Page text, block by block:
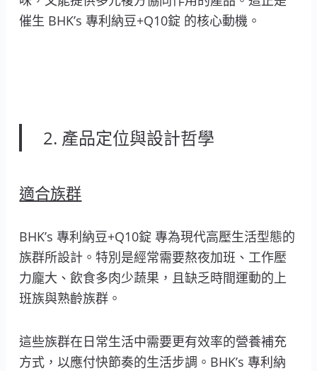
催生 BHK’s 專利納豆+Q10錠 的核心動機。
2. 產品定位與設計哲學
適合族群
BHK’s 專利納豆+Q10錠 專為現代高壓生活型態的
族群所設計。特別是經常需要熬夜加班、工作壓
力龐大、飲食多肉少蔬果，且缺乏時間運動的上
班族與熟齡族群。
這些族群在日常生活中需要更有效率的營養補充
方式，以應付快節奏的生活步調。BHK’s 專利納